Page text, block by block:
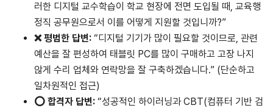
러한 디지털 교수학습이 학교 현장에 전면 도입될 때, 교육행
정직 공무원으로서 이를 어떻게 지원할 것입니까?”
❌ 평범한 답변: “디지털 기기가 많이 필요할 것이므로, 관련
예산을 잘 편성하여 태블릿 PC를 많이 구매하고 고장 나지
않게 수리 업체와 연락망을 잘 구축하겠습니다.” (단순하고
일차원적인 접근)
⭕ 합격자 답변: “성공적인 하이러닝과 CBT(컴퓨터 기반 검